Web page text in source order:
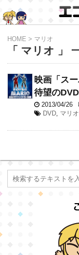
HOME > マリオ
「 マリオ 」
映画「ス
待望の
2013/04/26
DVD, マリオ